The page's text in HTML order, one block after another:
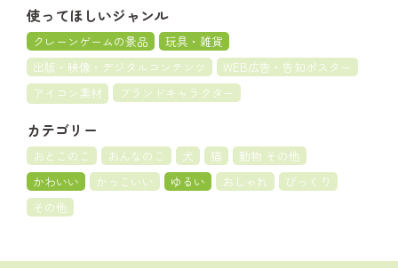
使ってほしいジャンル
クレーンゲームの景品
玩具・雑貨
出版・映像・デジタルコンテンツ
WEB広告・告知ポスター
アイコン素材
ブランドキャラクター
カテゴリー
おとこのこ おんなのこ 犬 猫
動物 その他
かわいい
かっこいい ゆるい おしゃれ
びっくり
その他